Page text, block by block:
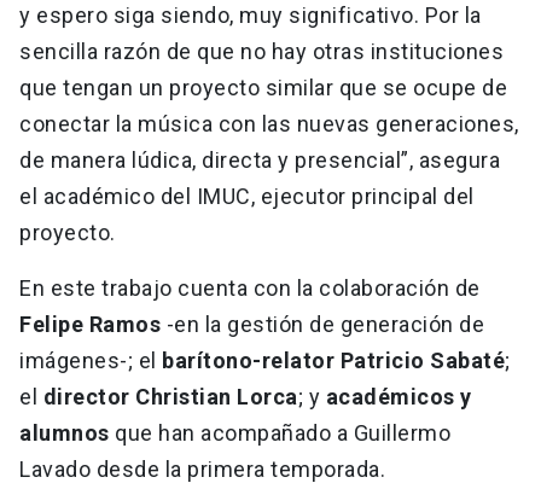
y espero siga siendo, muy significativo. Por la
sencilla razón de que no hay otras instituciones
que tengan un proyecto similar que se ocupe de
conectar la música con las nuevas generaciones,
de manera lúdica, directa y presencial”, asegura
el académico del IMUC, ejecutor principal del
proyecto.
En este trabajo cuenta con la colaboración de
Felipe Ramos -en la gestión de generación de
imágenes-; el barítono-relator Patricio Sabaté;
el director Christian Lorca; y académicos y
alumnos que han acompañado a Guillermo
Lavado desde la primera temporada.